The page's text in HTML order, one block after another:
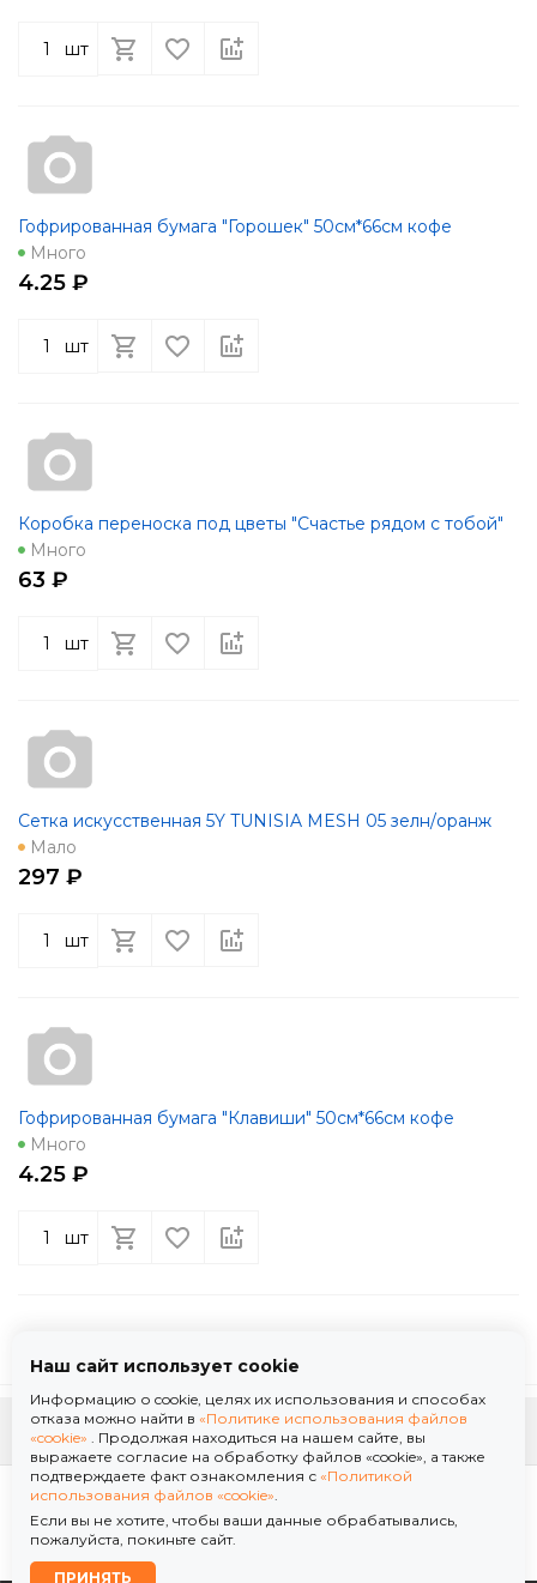
шт
Гофрированная бумага "Горошек" 50см*66см кофе
Много
4.25 ₽
шт
Коробка переноска под цветы "Счастье рядом с тобой"
Много
63 ₽
шт
Сетка искусственная 5Y TUNISIA MESH 05 зелн/оранж
Мало
297 ₽
шт
Гофрированная бумага "Клавиши" 50см*66см кофе
Много
4.25 ₽
шт
К началу страницы
© 2026 ООО "Флор Мануфактура" .Все права защищены. Информация сайта защищена
Политика обработки персональных данных
Политика использования файлов «cookie»
Наш сайт использует cookie
Информацию о cookie, целях их использования и способах
отказа можно найти в «Политике использования файлов
«cookie» . Продолжая находиться на нашем сайте, вы
выражаете согласие на обработку файлов «cookie», а также
подтверждаете факт ознакомления с «Политикой
использования файлов «cookie».
Если вы не хотите, чтобы ваши данные обрабатывались,
пожалуйста, покиньте сайт.
ПРИНЯТЬ